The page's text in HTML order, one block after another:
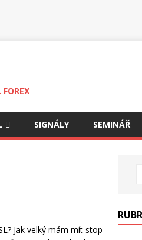
SIGNÁLY SEMINÁŘ
Jak velký mám mít stop